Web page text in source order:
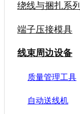
绕线与捆扎系列
端子压接模具
线束周边设备
质量管理工具
自动送线机